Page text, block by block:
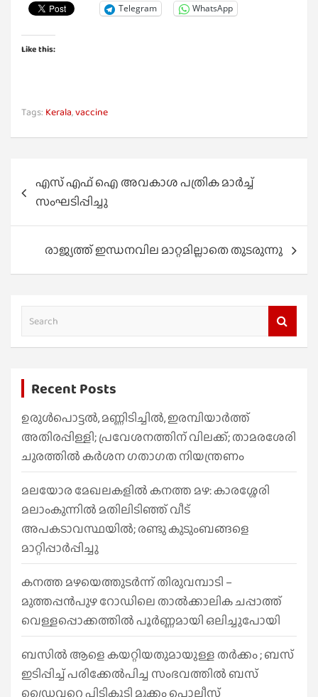
Telegram WhatsApp
Like this:
Tags: Kerala,vaccine
navigation
എസ് എഫ് ഐ അവകാശ പത്രിക മാർച്ച്‌
സംഘടിപ്പിച്ചു
രാജ്യത്ത് ഇന്ധനവില മാറ്റമില്ലാതെ തുടരുന്നു
a
h
Recent Posts
ഉരുൾപൊട്ടൽ, മണ്ണിടിച്ചിൽ, ഇരമ്പിയാര്‍ത്ത്
അതിരപ്പിള്ളി; പ്രവേശനത്തിന് വിലക്ക്; താമരശേരി
ചുരത്തില്‍ കര്‍ശന ഗതാഗത നിയന്ത്രണം
മലയോര മേഖലകളിൽ കനത്ത മഴ: കാരശ്ശേരി
മലാംകുന്നിൽ മതിലിടിഞ്ഞ് വീട്
അപകടാവസ്ഥയിൽ; രണ്ടു കുടുംബങ്ങളെ
മാറ്റിപ്പാർപ്പിച്ചു
കനത്ത മഴയെത്തുടർന്ന് തിരുവമ്പാടി –
മുത്തപ്പൻപുഴ റോഡിലെ താൽക്കാലിക ചപ്പാത്ത്
വെള്ളപ്പൊക്കത്തിൽ പൂർണ്ണമായി ഒലിച്ചുപോയി
ബസിൽ ആളെ കയറ്റിയതുമായുള്ള തർക്കം ; ബസ്
ഇടിപ്പിച്ച് പരിക്കേൽപിച്ച സംഭവത്തിൽ ബസ്
ഡ്രൈവറെ പിടികൂടി മുക്കം പൊലീസ്